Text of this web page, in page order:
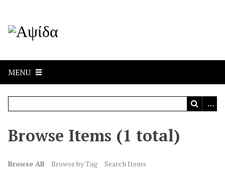
MENU
Browse Items (1 total)
Browse All Browse by Tag Search Items